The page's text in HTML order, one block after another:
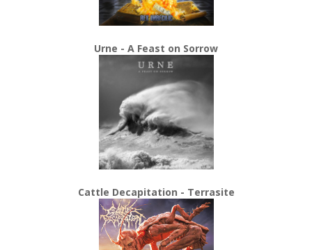
Urne - A Feast on Sorrow
Cattle Decapitation - Terrasite